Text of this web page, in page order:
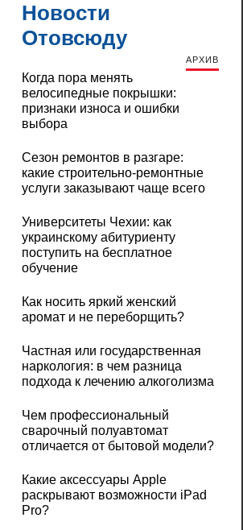
Новости
Отовсюду
АРХИВ
Когда пора менять
велосипедные покрышки:
признаки износа и ошибки
выбора
Сезон ремонтов в разгаре:
какие строительно-ремонтные
услуги заказывают чаще всего
Университеты Чехии: как
украинскому абитуриенту
поступить на бесплатное
обучение
Как носить яркий женский
аромат и не переборщить?
Частная или государственная
наркология: в чем разница
подхода к лечению алкоголизма
Чем профессиональный
сварочный полуавтомат
отличается от бытовой модели?
Какие аксессуары Apple
раскрывают возможности iPad
Pro?